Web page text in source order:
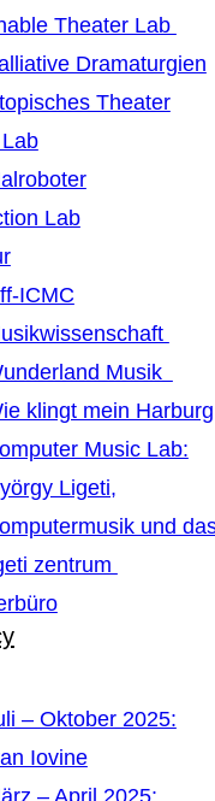
Theater Lab
Dramaturgien
Theater
Lab
ICMC
Musik
klingt mein Harburg
Music Lab:
Ligeti,
und
zentrum
– Oktober 2025:
Iovine
– April 2025: